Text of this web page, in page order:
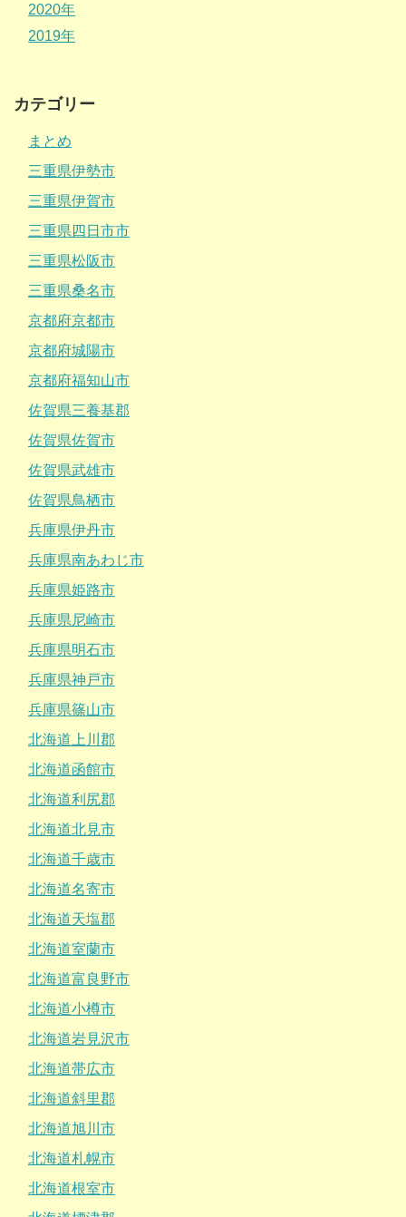
2020年
2019年
カテゴリー
まとめ
三重県伊勢市
三重県伊賀市
三重県四日市市
三重県松阪市
三重県桑名市
京都府京都市
京都府城陽市
京都府福知山市
佐賀県三養基郡
佐賀県佐賀市
佐賀県武雄市
佐賀県鳥栖市
兵庫県伊丹市
兵庫県南あわじ市
兵庫県姫路市
兵庫県尼崎市
兵庫県明石市
兵庫県神戸市
兵庫県篠山市
北海道上川郡
北海道函館市
北海道利尻郡
北海道北見市
北海道千歳市
北海道名寄市
北海道天塩郡
北海道室蘭市
北海道富良野市
北海道小樽市
北海道岩見沢市
北海道帯広市
北海道斜里郡
北海道旭川市
北海道札幌市
北海道根室市